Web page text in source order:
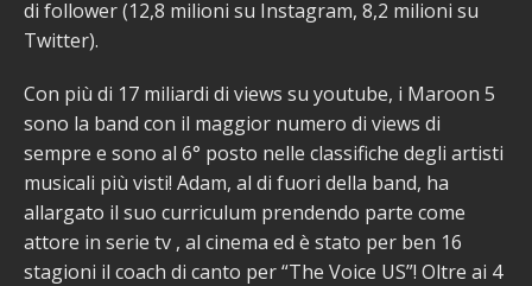
di follower (12,8 milioni su Instagram, 8,2 milioni su
Twitter).
Con più di 17 miliardi di views su youtube, i Maroon 5
sono la band con il maggior numero di views di
sempre e sono al 6° posto nelle classifiche degli artisti
musicali più visti! Adam, al di fuori della band, ha
allargato il suo curriculum prendendo parte come
attore in serie tv , al cinema ed è stato per ben 16
stagioni il coach di canto per “The Voice US”! Oltre ai 4